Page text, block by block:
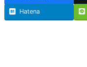
Hatena